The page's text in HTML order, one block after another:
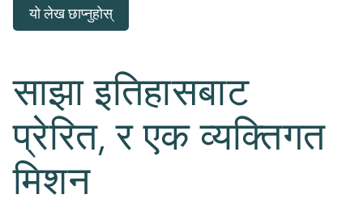
यो लेख छाप्नुहोस्
साझा इतिहासबाट
प्रेरित, र एक व्यक्तिगत
मिशन